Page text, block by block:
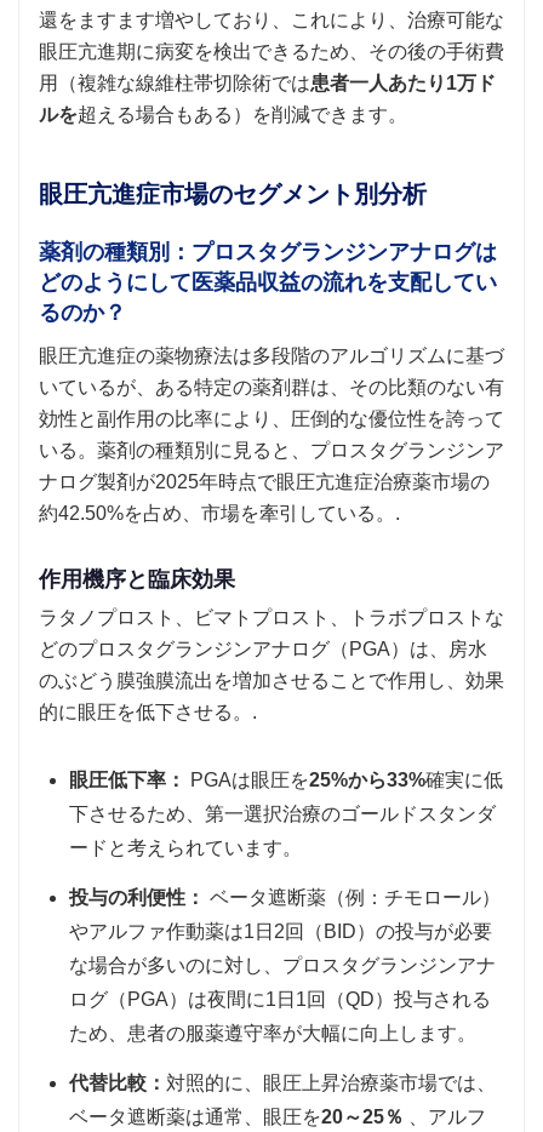
還をますます増やしており、これにより、治療可能な
眼圧亢進期に病変を検出できるため、その後の手術費
用（複雑な線維柱帯切除術では患者一人あたり1万ド
ルを超える場合もある）を削減できます。
眼圧亢進症市場のセグメント別分析
薬剤の種類別：プロスタグランジンアナログは
どのようにして医薬品収益の流れを支配してい
るのか？
眼圧亢進症の薬物療法は多段階のアルゴリズムに基づ
いているが、ある特定の薬剤群は、その比類のない有
効性と副作用の比率により、圧倒的な優位性を誇って
いる。薬剤の種類別に見ると、プロスタグランジンア
ナログ製剤が2025年時点で眼圧亢進症治療薬市場の
約42.50%を占め、市場を牽引している。.
作用機序と臨床効果
ラタノプロスト、ビマトプロスト、トラボプロストな
どのプロスタグランジンアナログ（PGA）は、房水
のぶどう膜強膜流出を増加させることで作用し、効果
的に眼圧を低下させる。.
眼圧低下率： PGAは眼圧を25%から33%確実に低
下させるため、第一選択治療のゴールドスタンダ
ードと考えられています。
投与の利便性： ベータ遮断薬（例：チモロール）
やアルファ作動薬は1日2回（BID）の投与が必要
な場合が多いのに対し、プロスタグランジンアナ
ログ（PGA）は夜間に1日1回（QD）投与される
ため、患者の服薬遵守率が大幅に向上します。
代替比較： 対照的に、眼圧上昇治療薬市場では、
ベータ遮断薬は通常、眼圧を20～25％ 、アルフ